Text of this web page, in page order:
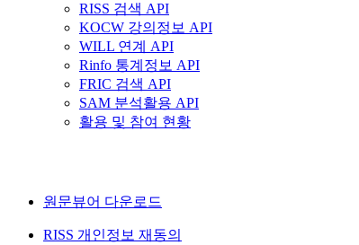
RISS 검색 API
KOCW 강의정보 API
WILL 연계 API
Rinfo 통계정보 API
FRIC 검색 API
SAM 분석활용 API
활용 및 참여 현황
원문뷰어 다운로드
RISS 개인정보 재동의